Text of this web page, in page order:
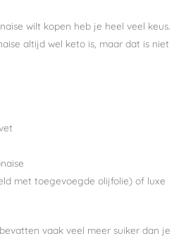
wilt kopen heb je heel veel keus.
altijd wel keto is, maar dat is niet
met toegevoegde olijfolie) of luxe
vaak veel meer suiker dan je